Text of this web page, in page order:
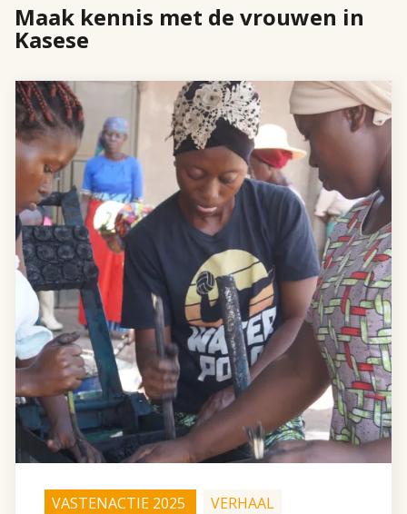
Maak kennis met de vrouwen in
Kasese
VASTENACTIE 2025 VERHAAL